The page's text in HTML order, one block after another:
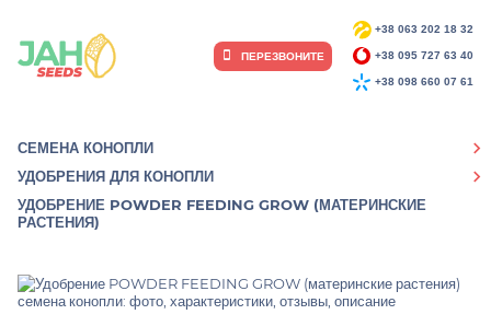
+38 063 202 18 32
+38 095 727 63 40
+38 098 660 07 61
ПЕРЕЗВОНИТЕ
СЕМЕНА КОНОПЛИ
УДОБРЕНИЯ ДЛЯ КОНОПЛИ
УДОБРЕНИЕ POWDER FEEDING GROW (МАТЕРИНСКИЕ
РАСТЕНИЯ)